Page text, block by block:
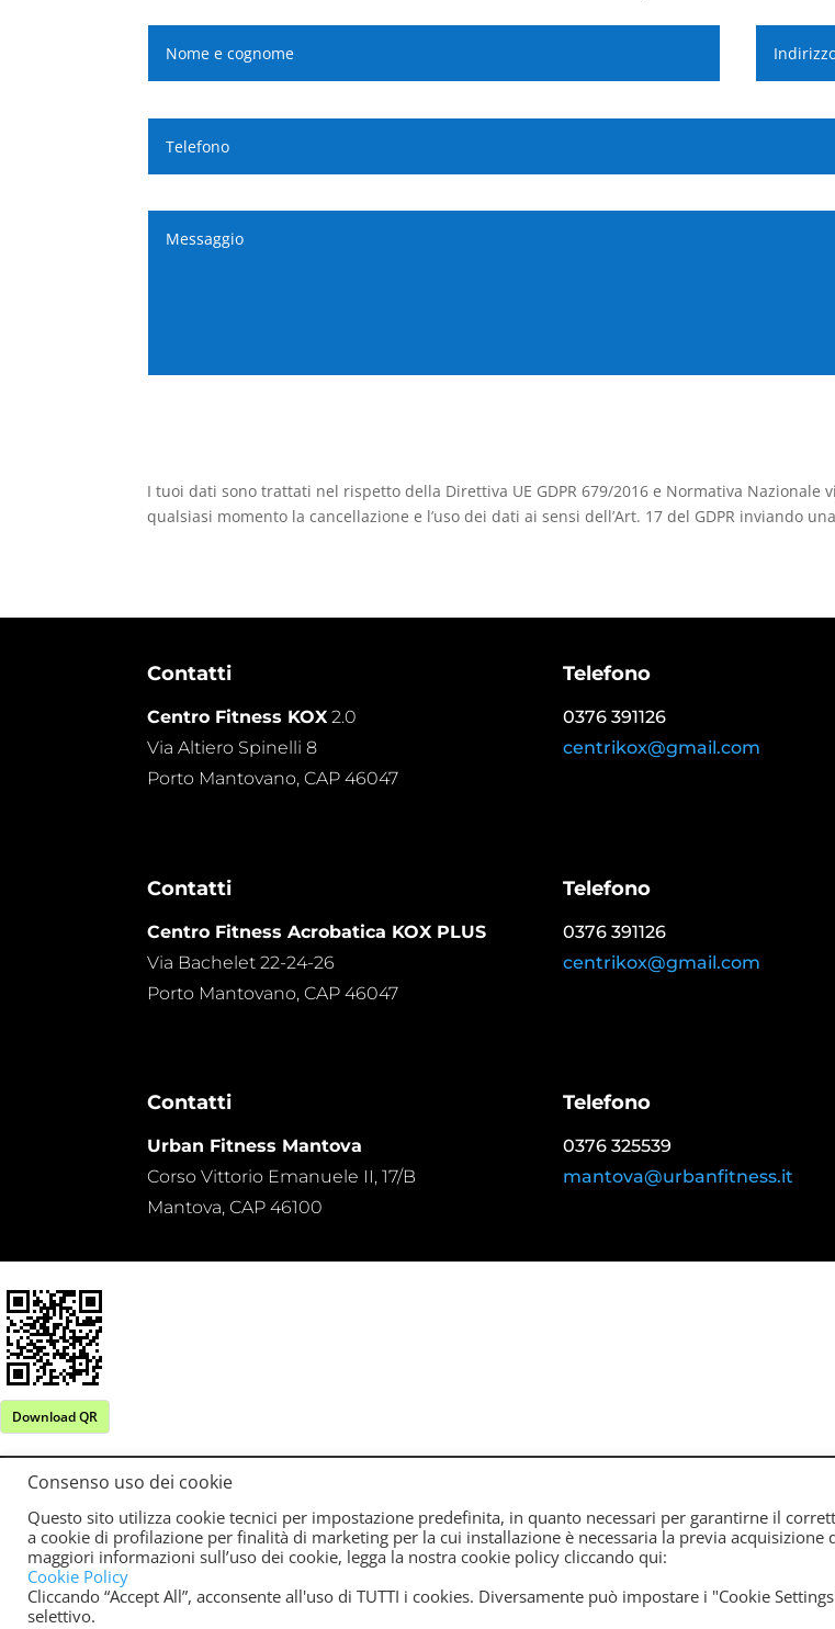
I tuoi dati sono trattati nel rispetto della Direttiva UE GDPR 679/2016 e Normativa Nazionale
qualsiasi momento la cancellazione e l’uso dei dati ai sensi dell’Art. 17 del GDPR inviando
Contatti
Centro Fitness KOX2.0
Via Altiero Spinelli 8
Porto Mantovano, CAP 46047
Telefono
0376 391126
centrikox@gmail.com
Contatti
Centro Fitness Acrobatica KOX PLUS
Via Bachelet 22-24-26
Porto Mantovano, CAP 46047
Telefono
0376 391126
centrikox@gmail.com
Contatti
Urban Fitness Mantova
Corso Vittorio Emanuele II, 17/B
Mantova, CAP 46100
Telefono
0376 325539
mantova@urbanfitness.it
Download QR
2020 Centri KOX | KOX ACADEMY SSD SRL P.Iva 02407800206 | Tel. 0376 391126 | email
Via Altiero Spinelli 8 Porto Mantovano (MN)
Consenso uso dei cookie
Questo sito utilizza cookie tecnici per impostazione predefinita, in quanto necessari per garantirne il
a cookie di profilazione per finalità di marketing per la cui installazione è necessaria la previa acquisizione
maggiori informazioni sull’uso dei cookie, legga la nostra cookie policy cliccando qui:
Cookie Policy
Cliccando “Accept All”, acconsente all'uso di TUTTI i cookies. Diversamente può impostare i "Cookie
selettivo.